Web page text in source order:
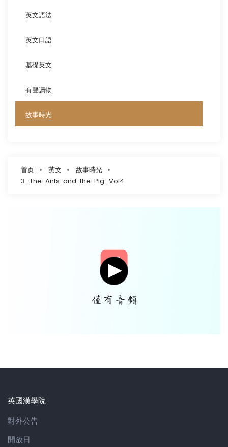
英文語法
英文口語
基礎英文
有聲讀物
故事時光
首页 英文
故事時光
3_The-Ants-and-the-Pig_Vol4
英國漢學院
對外公告
開放日